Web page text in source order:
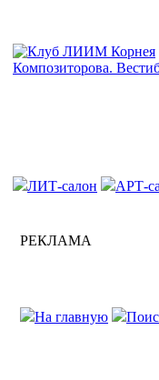
ЛИТ-салон АРТ-
РЕКЛАМА
На главную